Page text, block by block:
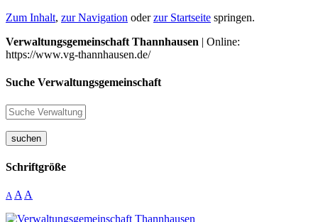
Zum Inhalt, zur Navigation oderzur Startseite springen.
Verwaltungsgemeinschaft Thannhausen | Online:
https://www.vg-thannhausen.de/
Suche Verwaltungsgemeinschaft
suchen
Schriftgröße
A A A